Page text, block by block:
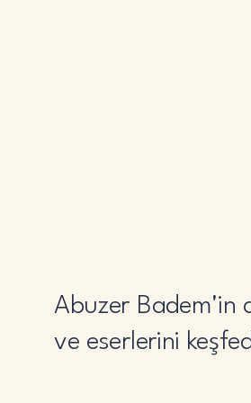
Abuzer Badem'in
ve eserlerini